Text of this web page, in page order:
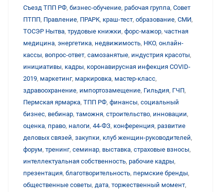
Съезд ТПП РФ, бизнес-обучение, рабочая группа, Совет
ПТПП, Правление, ПРАРК, краш-тест, образование, СМИ,
ТОСЭР Нытва, трудовые книжки, форс-мажор, частная
медицина, энергетика, недвижимость, НКО, онлайн-
кассы, вопрос-ответ, самозанятые, индустрия красоты,
инициативы, кадры, коронавирусная инфекция COVID-
2019, маркетинг, маркировка, мастер-класс,
здравоохранение, импортозамещение, Гильдия, ГЧП,
Пермская ярмарка, ТПП РФ, финансы, социальный
бизнес, вебинар, таможня, строительство, инновации,
оценка, право, налоги, 44-ФЗ, конференция, развитие
деловых связей, закупки, клуб женщин-руководителей,
форум, тренинг, семинар, выставка, страховые взносы,
интеллектуальная собственность, рабочие кадры,
презентация, благотворительность, пермские бренды,
общественные советы, дата, торжественный момент,